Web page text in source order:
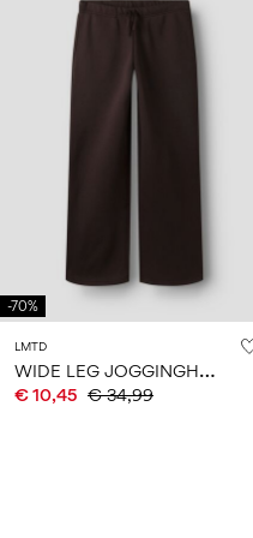
-70%
LMTD
W
IDE LEG JOGGINGHOSE
€ 10,45 € 34,99